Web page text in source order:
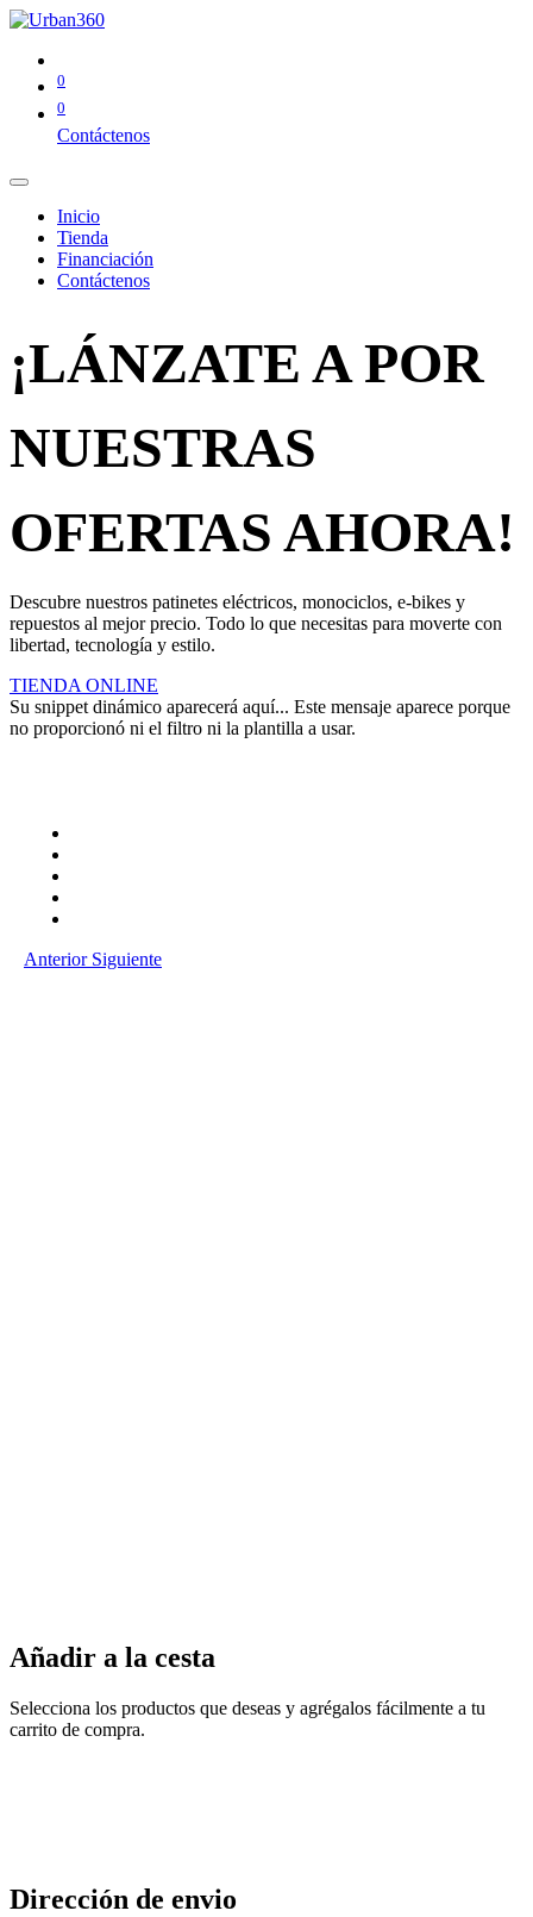
0
0
Contáctenos
Inicio
Tienda
Financiación
Contáctenos
¡LÁNZATE A POR
NUESTRAS
OFERTAS AHORA!
Descubre nuestros patinetes eléctricos, monociclos, e-bikes y
repuestos al mejor precio. Todo lo que necesitas para moverte con
libertad, tecnología y estilo.
TIENDA ONLINE
Su snippet dinámico aparecerá aquí... Este mensaje aparece porque
no proporcionó ni el filtro ni la plantilla a usar.
Anterior Siguiente
Añadir a la cesta
Selecciona los productos que deseas y agrégalos fácilmente a tu
carrito de compra.
Dirección de envio